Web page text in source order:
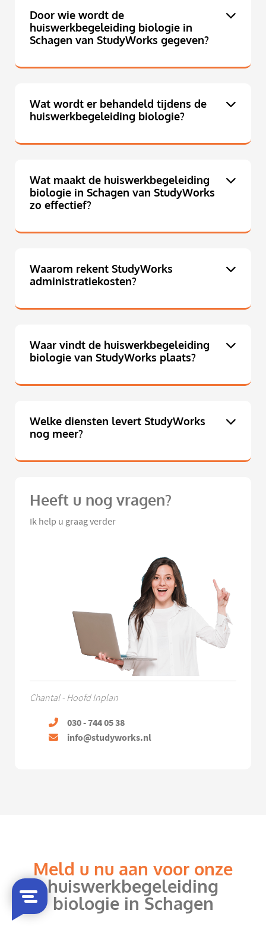
Door wie wordt de
huiswerkbegeleiding biologie in
Schagen van StudyWorks gegeven?
Wat wordt er behandeld tijdens de
huiswerkbegeleiding biologie?
Wat maakt de huiswerkbegeleiding
biologie in Schagen van StudyWorks
zo effectief?
Waarom rekent StudyWorks
administratiekosten?
Waar vindt de huiswerkbegeleiding
biologie van StudyWorks plaats?
Welke diensten levert StudyWorks
nog meer?
Heeft u nog vragen?
Ik help u graag verder
Chantal - Hoofd Inplan
030 - 744 05 38
info@studyworks.nl
Meld u nu aan voor onze
huiswerkbegeleiding
biologie in Schagen